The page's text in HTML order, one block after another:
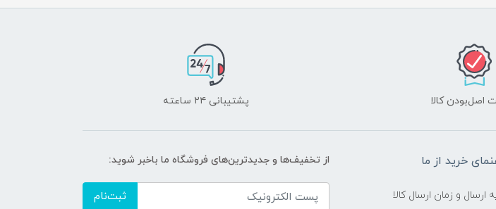
اصل‌بودن کالا پشتیبانی ۲۴ ساعته
خرید از ما
ارسال و زمان ارسال کالا
از تخفیف‌ها و جدیدترین‌های فروشگاه ما باخبر شوید:
ثبت‌نام